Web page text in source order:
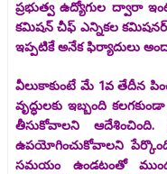
ప్రభుత్వ ఉద్యోగుల ద్వారా
కమిషన్ చీఫ్ ఎన్నికల కమిషనర్
ఇప్పటికే అనేక ఫిర్యాదులు
వీలుకాకుంటే మే 1వ తేదీన
వృద్ధులకు ఇబ్బంది
తీసుకోవాలని ఆదేశించింది.
ఉపయోగించుకోవాలని
సమయం ఉండటంతో